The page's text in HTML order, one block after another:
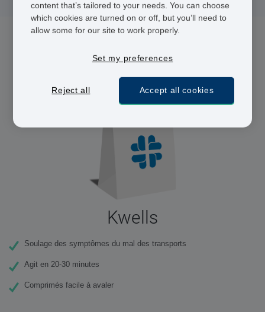
1 médicament(s) pour Mal des transports
Kwells
Soulage des symptômes du mal des transports
Agit en 20-30 minutes
Comprimés facile à avaler
content that’s tailored to your needs. You can choose
which cookies are turned on or off, but you’ll need to
allow some for our site to work properly.
Set my preferences
Reject all Accept all cookies